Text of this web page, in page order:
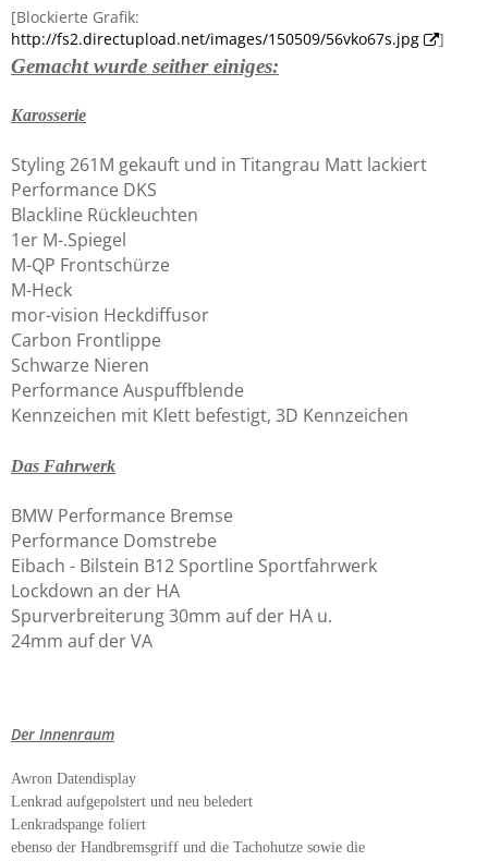
[Blockierte Grafik:
http://fs2.directupload.net/images/150509/56vko67s.jpg
]
Gemacht wurde seither einiges:
Karosserie
Styling 261M gekauft und in Titangrau Matt lackiert
Performance DKS
Blackline Rückleuchten
1er M-.Spiegel
M-QP Frontschürze
M-Heck
mor-vision Heckdiffusor
Carbon Frontlippe
Schwarze Nieren
Performance Auspuffblende
Kennzeichen mit Klett befestigt, 3D Kennzeichen
Das Fahrwerk
BMW Performance Bremse
Performance Domstrebe
Eibach - Bilstein B12 Sportline Sportfahrwerk
Lockdown an der HA
Spurverbreiterung 30mm auf der HA u.
24mm auf der VA
Der Innenraum
Awron Datendisplay
Lenkrad aufgepolstert und neu beledert
Lenkradspange foliert
ebenso der Handbremsgriff und die Tachohutze sowie die